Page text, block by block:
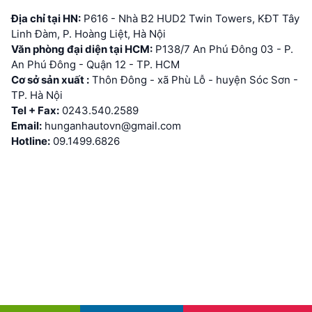
Địa chỉ tại HN: P616 - Nhà B2 HUD2 Twin Towers, KĐT Tây
Linh Đàm, P. Hoàng Liệt, Hà Nội
Văn phòng đại diện tại HCM: P138/7 An Phú Đông 03 - P.
An Phú Đông - Quận 12 - TP. HCM
Cơ sở sản xuất : Thôn Đông - xã Phù Lỗ - huyện Sóc Sơn -
TP. Hà Nội
Tel + Fax: 0243.540.2589
Email: hunganhautovn@gmail.com
Hotline: 09.1499.6826